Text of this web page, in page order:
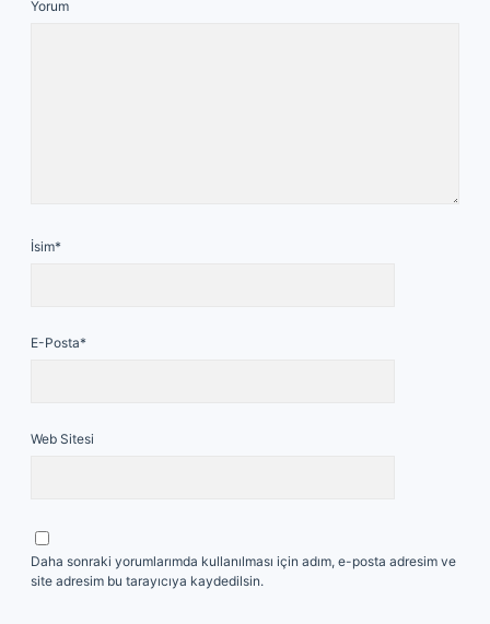
Yorum
İsim*
E-Posta*
Web Sitesi
Daha sonraki yorumlarımda kullanılması için adım, e-posta adresim ve
site adresim bu tarayıcıya kaydedilsin.